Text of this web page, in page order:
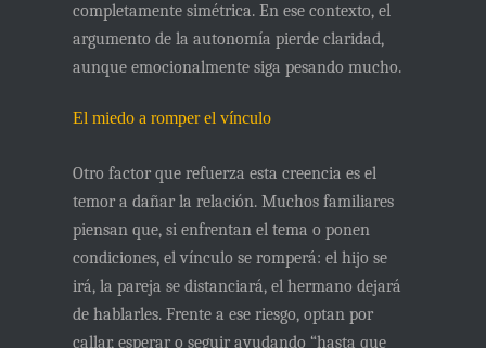
completamente simétrica. En ese contexto,el
argumento de la autonomía pierde claridad,
aunque emocionalmente siga pesando mucho.
El miedo a romper el vínculo
Otro factor que refuerza esta creencia es el
temor a dañar la relación. Muchos familiares
piensan que, si enfrentan el tema o ponen
condiciones, el vínculo se romperá: el hijo se
irá, la pareja se distanciará, el hermano dejará
de hablarles. Frente a ese riesgo, optan por
callar, esperar o seguir ayudando “hasta que